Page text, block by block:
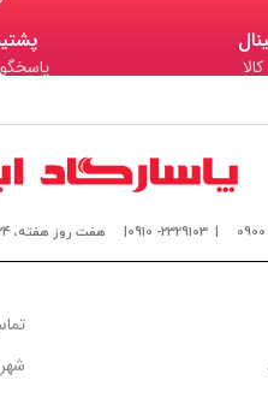
پاسخگویی
| 2329103- 0910| هفت روز هفته، ۲۴ ساعت شبانه‌روز پاسخگوی شما هستیم.